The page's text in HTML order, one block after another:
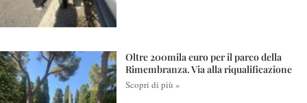
Oltre 200mila euro per il parco della
Rimembranza. Via alla riqualificazione
Scopri di più »